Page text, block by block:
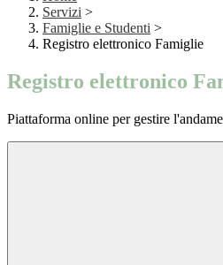
Servizi >
Famiglie e Studenti >
Registro elettronico Famiglie
Registro elettronico
Piattaforma online per gestire